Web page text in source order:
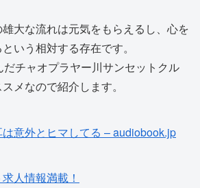
大な流れは元気をもらえるし、心を
いう相対する存在です。
チャオプラヤー川サンセットクル
メなので紹介します。
意外とヒマしてる – audiobook.jp
人情報満載！